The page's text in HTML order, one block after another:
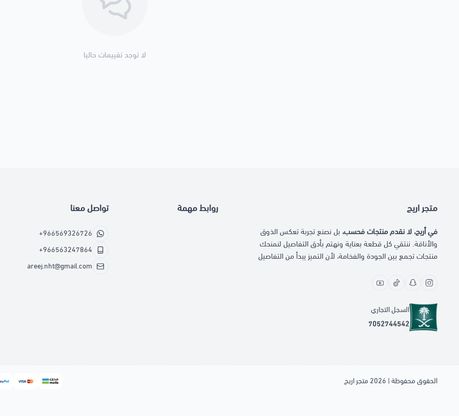
لا توجد تقييمات حاليا
متجر اريج
في أريج، لا نقدم منتجات فحسب، بل نصنع تجربة تعكس الذوق
والأناقة. ننتقي كل قطعة بعناية ونهتم بأدق التفاصيل لنمنحك
منتجات تجمع بين الجودة والفخامة، لأن التميز يبدأ من التفاصيل
السجل التجاري
7052744542
روابط مهمة تواصل معنا
+966569326726
+966563247864
areej.nht@gmail.com
الحقوق محفوظة | 2026 متجر اريج